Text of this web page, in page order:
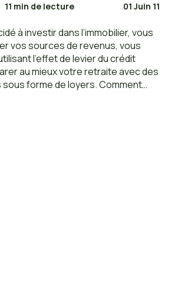
11 min de lecture 01 Juin 11
à investir dans l’immobilier, vous
vos sources de revenus, vous
l’effet de levier du crédit
au mieux votre retraite avec des
forme de loyers. Comment
de votre projet ?